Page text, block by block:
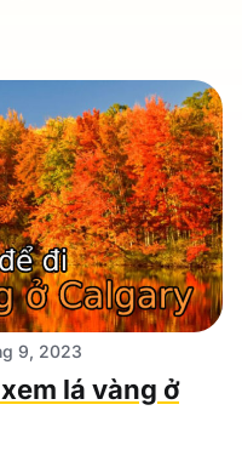
9, 2023
lá vàng ở